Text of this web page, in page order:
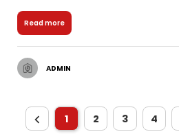
Read more
ADMIN
1 2 3 4